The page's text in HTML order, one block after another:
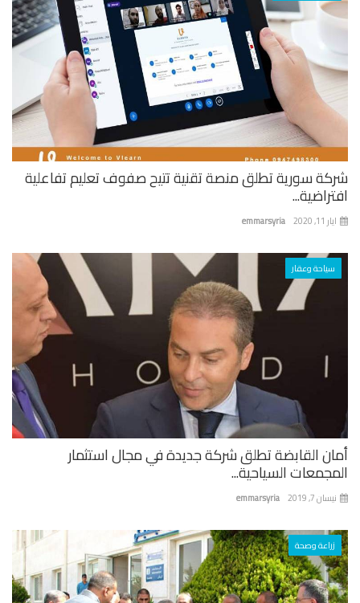
سورية تطلق منصة تقنية تتيح صفوف تعليم تفاعلية
emmarsyria
سياحة وعقار
القابضة تطلق شركة جديدة في مجال استثمار
السياحية...
emmarsyria 7, 2019
زراعة وصحة